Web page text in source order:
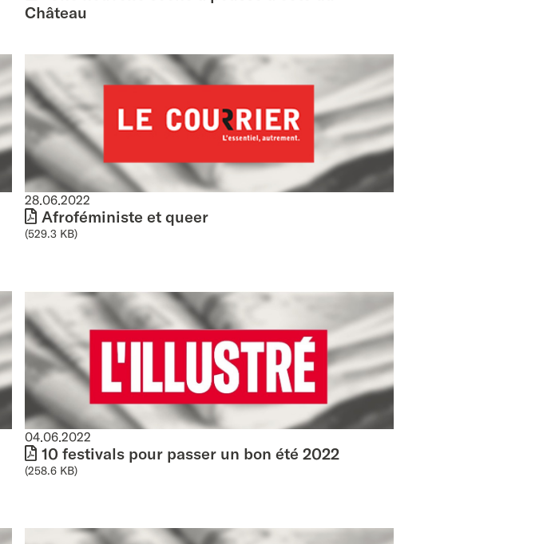
Château
28.06.2022
Afroféministe et queer
(529.3 KB)
04.06.2022
10 festivals pour passer un bon été 2022
(258.6 KB)